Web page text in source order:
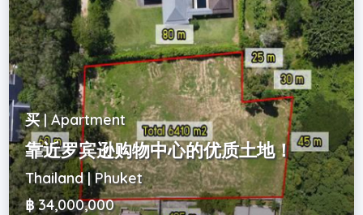
买 | Apartment
靠近罗宾逊购物中心的优质土地！
Thailand | Phuket
฿ 34,000,000